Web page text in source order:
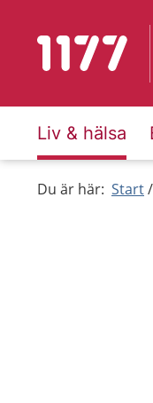
Till startsidan för
Liv & hälsa
Du är här: Start